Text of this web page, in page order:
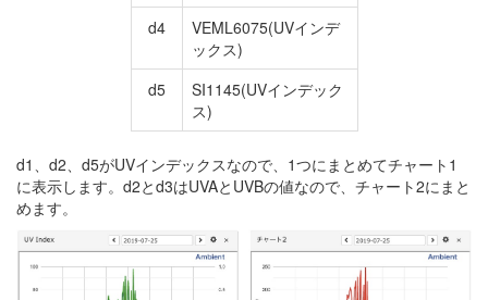
d4
VEML6075(UVインデ
ックス)
d5
SI1145(UVインデック
ス)
d1、d2、d5がUVインデックスなので、1つにまとめてチャート1
に表示します。d2とd3はUVAとUVBの値なので、チャート2にまと
めます。